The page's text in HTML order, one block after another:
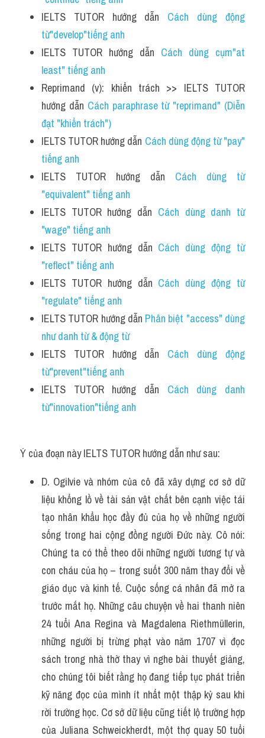
IELTS TUTOR hướng dẫn Cách dùng động
từ"develop"tiếng anh
IELTS TUTOR hướng dẫn Cách dùng cụm"at
least" tiếng anh
Reprimand (v): khiển trách >> IELTS TUTOR
hướng dẫn Cách paraphrase từ "reprimand" (Diễn
đạt "khiển trách")
IELTS TUTOR hướng dẫn Cách dùng động từ "pay"
tiếng anh
IELTS TUTOR hướng dẫn Cách dùng từ
"equivalent" tiếng anh
IELTS TUTOR hướng dẫn Cách dùng danh từ
"wage" tiếng anh
IELTS TUTOR hướng dẫn Cách dùng động từ
"reflect" tiếng anh
IELTS TUTOR hướng dẫn Cách dùng động từ
"regulate" tiếng anh
IELTS TUTOR hướng dẫn Phân biệt "access" dùng
như danh từ & động từ
IELTS TUTOR hướng dẫn Cách dùng động
từ"prevent"tiếng anh
IELTS TUTOR hướng dẫn Cách dùng danh
từ"innovation"tiếng anh
Ý của đoạn này IELTS TUTOR hướng dẫn như sau:
D. Ogilvie và nhóm của cô đã xây dựng cơ sở dữ
liệu khổng lồ về tài sản vật chất bên cạnh việc tái
tạo nhân khẩu học đầy đủ của họ về những người
sống trong hai cộng đồng người Đức này. Cô nói:
Chúng ta có thể theo dõi những người tương tự và
con cháu của họ – trong suốt 300 năm thay đổi về
giáo dục và kinh tế. Cuộc sống cá nhân đã mở ra
trước mắt họ. Những câu chuyện về hai thanh niên
24 tuổi Ana Regina và Magdalena Riethmüllerin,
những người bị trừng phạt vào năm 1707 vì đọc
sách trong nhà thờ thay vì nghe bài thuyết giảng,
cho chúng tôi biết rằng họ đang tiếp tục phát triển
kỹ năng đọc của mình ít nhất một thập kỷ sau khi
rời trường học. Cơ sở dữ liệu cũng tiết lộ trường hợp
của Juliana Schweickherdt, một thợ quay 50 tuổi